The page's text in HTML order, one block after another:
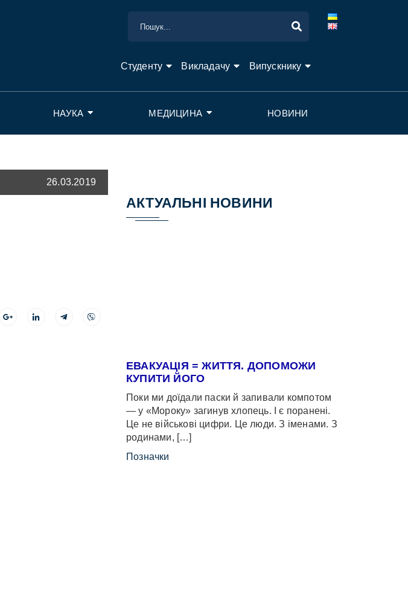
Студенту Викладачу Випускнику
НАУКА МЕДИЦИНА НОВИНИ
26.03.2019
АКТУАЛЬНІ НОВИНИ
ЕВАКУАЦІЯ = ЖИТТЯ. ДОПОМОЖИ
КУПИТИ ЙОГО
Поки ми доїдали паски й запивали компотом
— у «Мороку» загинув хлопець. І є поранені.
Це не військові цифри. Це люди. З іменами. З
родинами, […]
Позначки